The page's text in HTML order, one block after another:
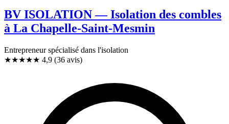
BV ISOLATION — Isolation des combles
à La Chapelle-Saint-Mesmin
Entrepreneur spécialisé dans l'isolation
★★★★★ 4,9 (36 avis)